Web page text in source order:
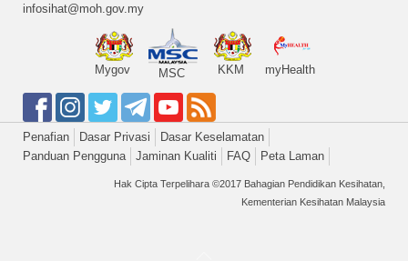
infosihat@moh.gov.my
Mygov MSC KKM myHealth
Penafian Dasar Privasi
Dasar Keselamatan
Panduan Pengguna
Jaminan Kualiti FAQ Peta Laman
Hak Cipta Terpelihara ©2017 Bahagian Pendidikan Kesihatan,
Kementerian Kesihatan Malaysia